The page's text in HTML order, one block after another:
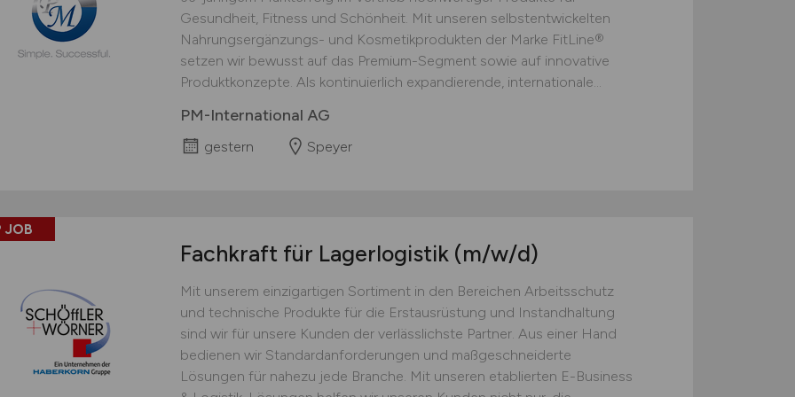
Gesundheit, Fitness und Schönheit. Mit unseren selbstentwickelten
Nahrungsergänzungs- und Kosmetikprodukten der Marke FitLine®
setzen wir bewusst auf das Premium-Segment sowie auf innovative
Produktkonzepte. Als kontinuierlich expandierende, internationale...
PM-International AG
gestern Speyer
JOB
Fachkraft für Lagerlogistik (m/w/d)
Mit unserem einzigartigen Sortiment in den Bereichen Arbeitsschutz
und technische Produkte für die Erstausrüstung und Instandhaltung
sind wir für unsere Kunden der verlässlichste Partner. Aus einer Hand
bedienen wir Standardanforderungen und maßgeschneiderte
Lösungen für nahezu jede Branche. Mit unseren etablierten E-Business